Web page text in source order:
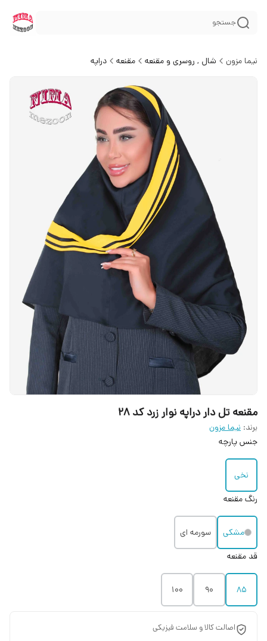
جستجو
نیما مزون شال , روسری و مقنعه مقنعه دراپه
مقنعه تل دار دراپه نوار زرد کد 28
برند: نیما مزون
جنس پارچه
نخی
رنگ مقنعه
مشکی
سورمه ای
قد مقنعه
85
90
100
اصالت کالا و سلامت فیزیکی